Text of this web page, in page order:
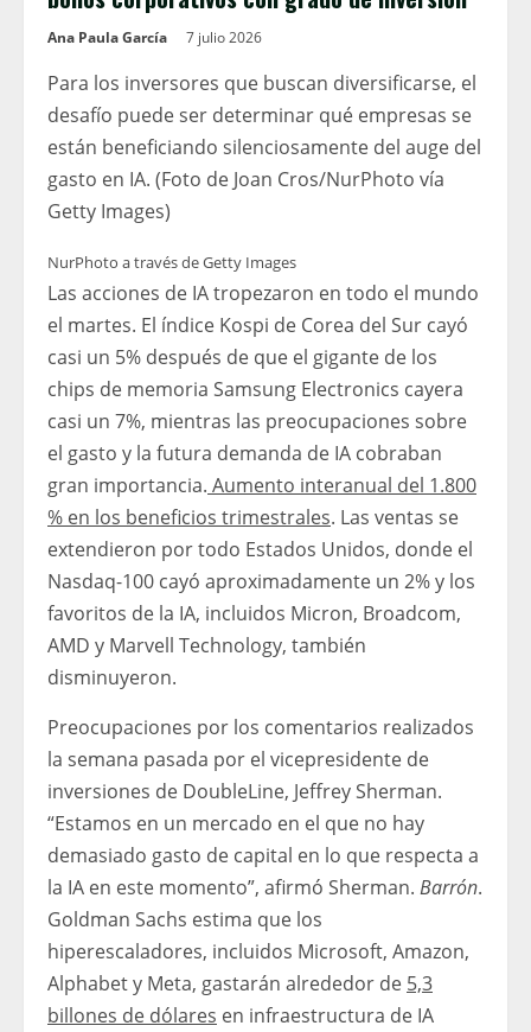
Ana Paula García 7 julio 2026
Para los inversores que buscan diversificarse, el
desafío puede ser determinar qué empresas se
están beneficiando silenciosamente del auge del
gasto en IA. (Foto de Joan Cros/NurPhoto vía
Getty Images)
NurPhoto a través de Getty Images
Las acciones de IA tropezaron en todo el mundo
el martes. El índice Kospi de Corea del Sur cayó
casi un 5% después de que el gigante de los
chips de memoria Samsung Electronics cayera
casi un 7%, mientras las preocupaciones sobre
el gasto y la futura demanda de IA cobraban
gran importancia. Aumento interanual del 1.800
% en los beneficios trimestrales. Las ventas se
extendieron por todo Estados Unidos, donde el
Nasdaq-100 cayó aproximadamente un 2% y los
favoritos de la IA, incluidos Micron, Broadcom,
AMD y Marvell Technology, también
disminuyeron.
Preocupaciones por los comentarios realizados
la semana pasada por el vicepresidente de
inversiones de DoubleLine, Jeffrey Sherman.
“Estamos en un mercado en el que no hay
demasiado gasto de capital en lo que respecta a
la IA en este momento”, afirmó Sherman. Barrón.
Goldman Sachs estima que los
hiperescaladores, incluidos Microsoft, Amazon,
Alphabet y Meta, gastarán alrededor de 5,3
billones de dólares en infraestructura de IA